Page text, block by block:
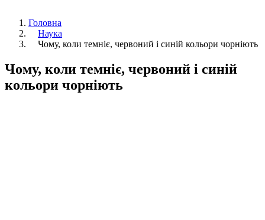
Головна
Наука
Чому, коли темніє, червоний і синій кольори чорніють
Чому, коли темніє, червоний і синій
кольори чорніють